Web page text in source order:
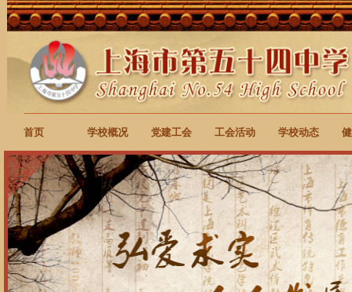
首页 学校概况 党建工会 工会活动 学校动态